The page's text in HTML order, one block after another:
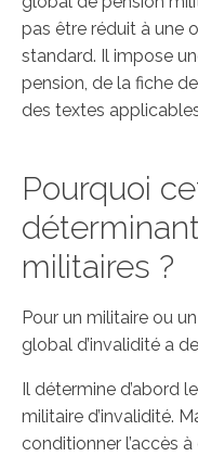
pas être réduit à une
standard. Il impose
pension, de la fiche
des textes
Pourquoi
militaires ?
Pour un militaire ou
global d’invalidité a
Il détermine d’abord
militaire d’invalidité.
conditionner l’accès